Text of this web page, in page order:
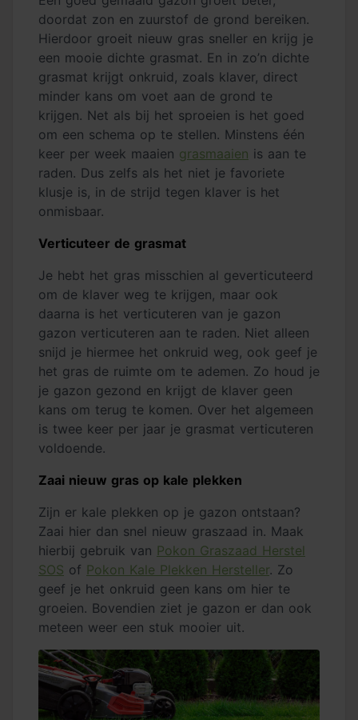
doordat zon en zuurstof de grond bereiken.
Hierdoor groeit nieuw gras sneller en krijg je
een mooie dichte grasmat. En in zo’n dichte
grasmat krijgt onkruid, zoals klaver, direct
minder kans om voet aan de grond te
krijgen. Net als bij het sproeien is het goed
om een schema op te stellen. Minstens één
keer per week maaien grasmaaien is aan te
raden. Dus zelfs als het niet je favoriete
klusje is, in de strijd tegen klaver is het
onmisbaar.
Verticuteer de grasmat
Je hebt het gras misschien al geverticuteerd
om de klaver weg te krijgen, maar ook
daarna is het verticuteren van je gazon
gazon verticuteren aan te raden. Niet alleen
snijd je hiermee het onkruid weg, ook geef je
het gras de ruimte om te ademen. Zo houd je
je gazon gezond en krijgt de klaver geen
kans om terug te komen. Over het algemeen
is twee keer per jaar je grasmat verticuteren
voldoende.
Zaai nieuw gras op kale plekken
Zijn er kale plekken op je gazon ontstaan?
Zaai hier dan snel nieuw graszaad in. Maak
hierbij gebruik van Pokon Graszaad Herstel
SOS of Pokon Kale Plekken Hersteller. Zo
geef je het onkruid geen kans om hier te
groeien. Bovendien ziet je gazon er dan ook
meteen weer een stuk mooier uit.